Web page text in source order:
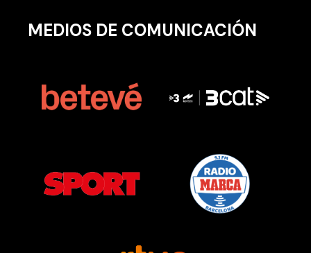
MEDIOS DE COMUNICACIÓN